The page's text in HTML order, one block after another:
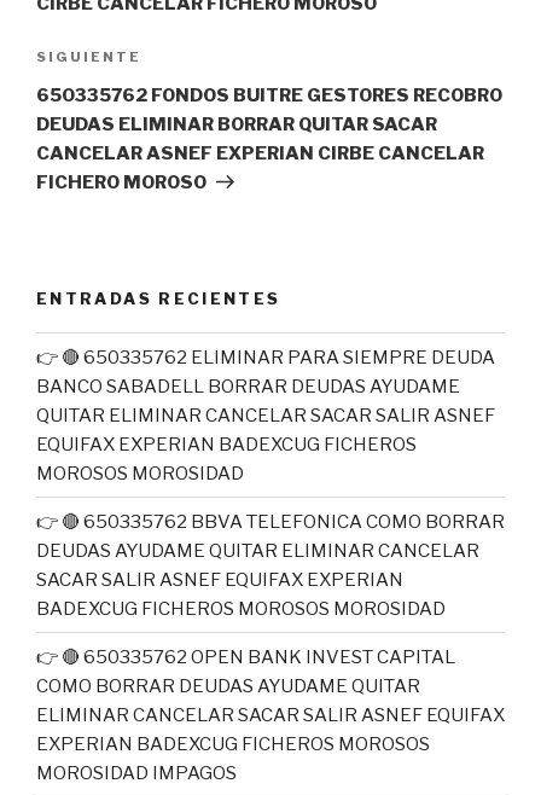
Siguiente
entrada
SIGUIENTE
650335762 FONDOS BUITRE GESTORES RECOBRO
DEUDAS ELIMINAR BORRAR QUITAR SACAR
CANCELAR ASNEF EXPERIAN CIRBE CANCELAR
FICHERO MOROSO
ENTRADAS RECIENTES
👉 🔴 650335762 ELIMINAR PARA SIEMPRE DEUDA
BANCO SABADELL BORRAR DEUDAS AYUDAME
QUITAR ELIMINAR CANCELAR SACAR SALIR ASNEF
EQUIFAX EXPERIAN BADEXCUG FICHEROS
MOROSOS MOROSIDAD
👉 🔴 650335762 BBVA TELEFONICA COMO BORRAR
DEUDAS AYUDAME QUITAR ELIMINAR CANCELAR
SACAR SALIR ASNEF EQUIFAX EXPERIAN
BADEXCUG FICHEROS MOROSOS MOROSIDAD
👉 🔴 650335762 OPEN BANK INVEST CAPITAL
COMO BORRAR DEUDAS AYUDAME QUITAR
ELIMINAR CANCELAR SACAR SALIR ASNEF EQUIFAX
EXPERIAN BADEXCUG FICHEROS MOROSOS
MOROSIDAD IMPAGOS